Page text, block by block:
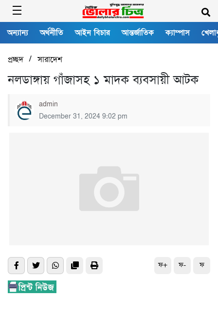
অন্যান্য অর্থনীতি আইন বিচার আন্তর্জাতিক ক্যাম্পাস
প্রচ্ছদ/সারাদেশ
নলডাঙ্গায় গাঁজাসহ ১ মাদক ব্যবসায়ী আটক
admin
December 31, 2024 9:02 pm
ফ+ ফ- ফ